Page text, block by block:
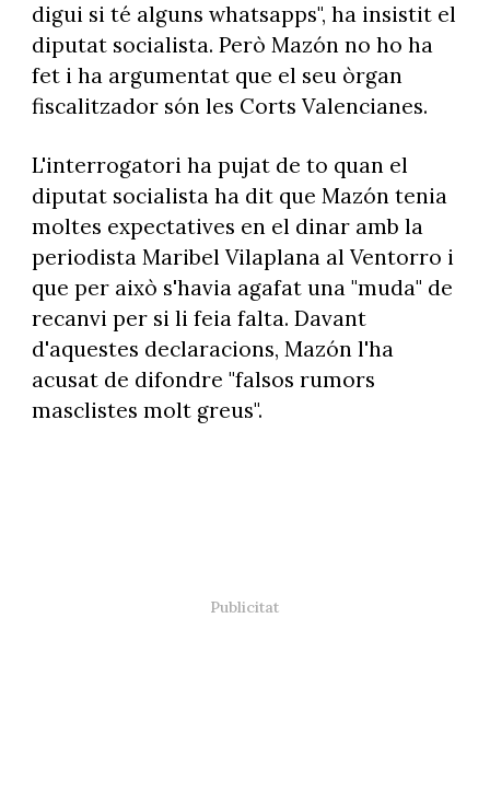
digui si té alguns whatsapps", ha insistit el
diputat socialista. Però Mazón no ho ha
fet i ha argumentat que el seu òrgan
fiscalitzador són les Corts Valencianes.
L'interrogatori ha pujat de to quan el
diputat socialista ha dit que Mazón tenia
moltes expectatives en el dinar amb la
periodista Maribel Vilaplana al Ventorro i
que per això s'havia agafat una "muda" de
recanvi per si li feia falta. Davant
d'aquestes declaracions, Mazón l'ha
acusat de difondre "falsos rumors
masclistes molt greus".